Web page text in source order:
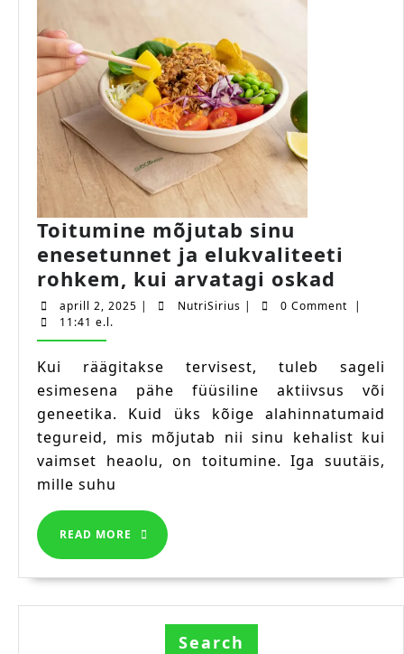
Toitumine mõjutab sinu
enesetunnet ja elukvaliteeti
rohkem, kui arvatagi oskad
ja
kui
aprill 2, 2025 aprill
| NutriSiriusNutriSirius
| 0 Comment
|
11:41 e.l.
Kui räägitakse tervisest, tuleb sageli
esimesena pähe füüsiline aktiivsus või
geneetika. Kuid üks kõige alahinnatumaid
tegureid, mis mõjutab nii sinu kehalist kui
vaimset heaolu, on toitumine. Iga suutäis,
mille suhu
READ MORE
READ
MORE
Search